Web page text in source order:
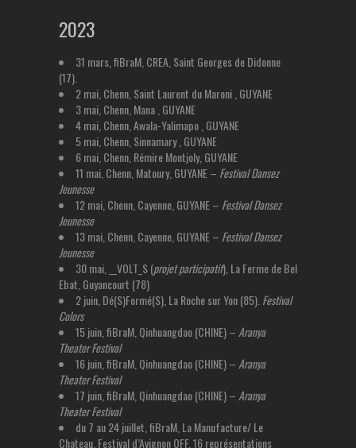
2023
31 mars, fiBraM, CREA, Saint Georges de Didonne
(17).
2 mai, Chenn, Saint Laurent du Maroni , GUYANE
3 mai, Chenn, Mana , GUYANE
4 mai, Chenn, Awala-Yalimapo , GUYANE
5 mai, Chenn, Sinnamary , GUYANE
6 mai, Chenn, Rémire Montjoly, GUYANE
11 mai, Chenn, Matoury, GUYANE – Festival Dansez
Jeunesse
12 mai, Chenn, Cayenne, GUYANE – Festival Dansez
Jeunesse
13 mai, Chenn, Cayenne, GUYANE – Festival Dansez
Jeunesse
30 mai, __VOLT_S (projet participatif), La Ferme de Bel
Ebat, Guyancourt (78)
2 juin, Dé(S)Formé(S), La Roche sur Yon (85). Festival
Colors
15 juin, fiBraM, Qinhuangdao (CHINE) – Aranya
Theater Festival
16 juin, fiBraM, Qinhuangdao (CHINE) – Aranya
Theater Festival
17 juin, fiBraM, Qinhuangdao (CHINE) – Aranya
Theater Festival
du 7 au 24 juillet, fiBraM, La Manufacture/ Le
Chateau, Festival d’Avignon OFF, 16 représentations